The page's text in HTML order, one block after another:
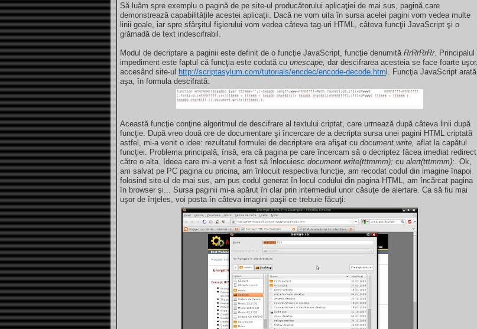
Să luăm spre exemplu o pagină de pe site-ul producătorului aplicaţiei de mai sus, pagină care
demonstrează capabilităţile acestei aplicaţii. Dacă ne vom uita în sursa acelei pagini vom vedea multe
linii goale, iar spre sfârşitul fişierului vom vedea câteva tag-uri HTML, câteva funcţii JavaScript şi o
grămadă de text indescifrabil.
Modul de decriptare a paginii este definit de o funcţie JavaScript, funcţie denumităRrRrRrRr. Principalul
impediment este faptul că funcţia este codată cuunescape, dar descifrarea acesteia se face foarte uşor,
accesând site-ul http://scriptasylum.com/tutorials/encdec/encode-decode.html. Funcţia JavaScript arată
aşa, în formula descifrată:
Această funcţie conţine algoritmul de descifrare al textului criptat, care urmează după câteva linii după
funcţie. După vreo două ore de documentare şi încercare de a decripta sursa unei pagini HTML criptată
astfel, mi-a venit o idee: rezultatul formulei de decriptare era afişat cudocument.write,aflat la capătul
funcţiei. Problema principală, însă, era că pagina pe care încercam să o decriptez făcea imediat redirect
către o alta. Ideea care mi-a venit a fost să înlocuiescdocument.write(tttmmm);cualert(tttmmm);. Ok,
am salvat pe PC pagina cu pricina, am înlocuit respectiva funcţie, am recodat codul din imagine înapoi
folosind site-ul de mai sus, am pus codul generat în locul codului din pagina HTML, am încărcat pagina
în browser şi... Sursa paginii mi-a apărut în clar prin intermediul unor căsuţe de alertare. Ca să fiu mai
uşor de înţeles, voi posta în câteva imagini paşii ce trebuie făcuţi: